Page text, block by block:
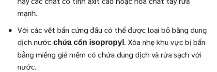
mạnh.
Với các vết bẩn cứng đầu có thể được loại bỏ bằng dung
dịch nước chứa cồn isopropyl . Xóa nhẹ khu vực bị bẩn
bằng miếng giẻ mềm có chứa dung dịch và rửa sạch với
nước.